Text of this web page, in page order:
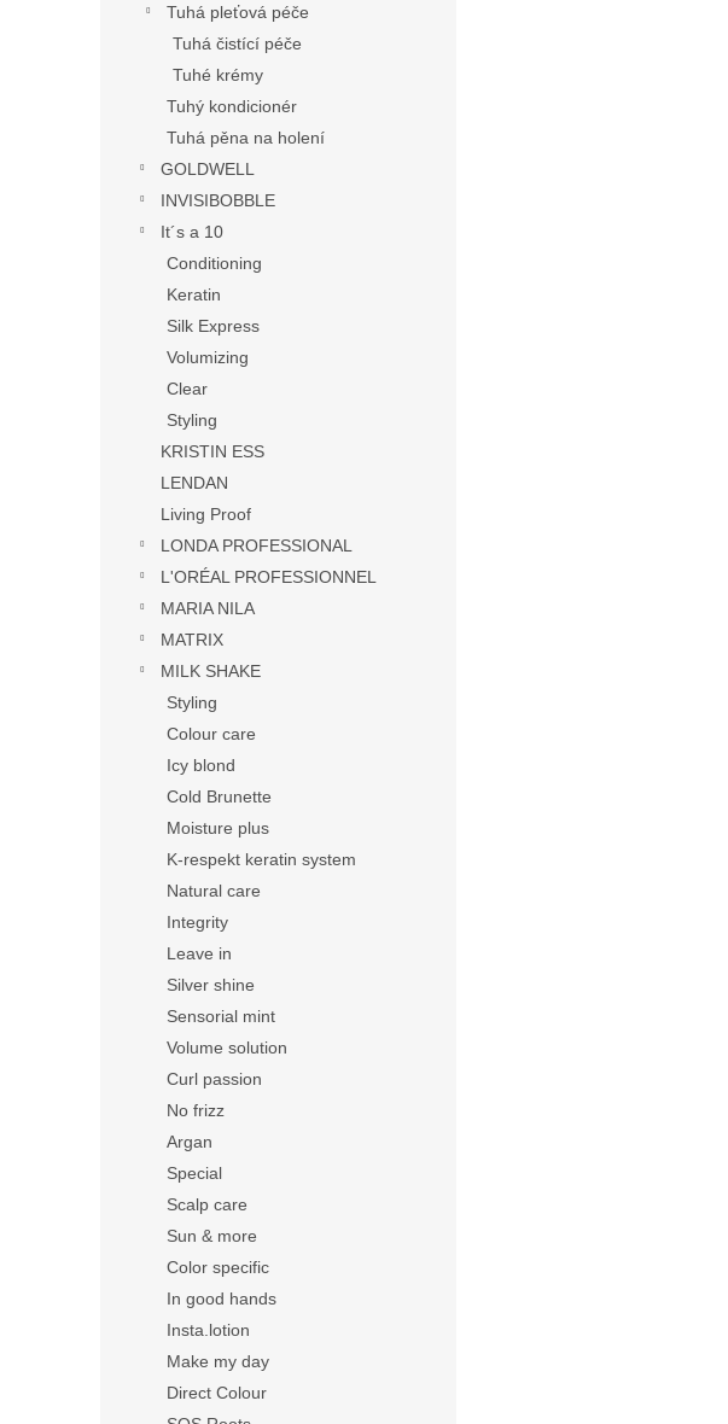
Tuhá pleťová péče
Tuhá čistící péče
Tuhé krémy
Tuhý kondicionér
Tuhá pěna na holení
GOLDWELL
INVISIBOBBLE
It´s a 10
Conditioning
Keratin
Silk Express
Volumizing
Clear
Styling
KRISTIN ESS
LENDAN
Living Proof
LONDA PROFESSIONAL
L'ORÉAL PROFESSIONNEL
MARIA NILA
MATRIX
MILK SHAKE
Styling
Colour care
Icy blond
Cold Brunette
Moisture plus
K-respekt keratin system
Natural care
Integrity
Leave in
Silver shine
Sensorial mint
Volume solution
Curl passion
No frizz
Argan
Special
Scalp care
Sun & more
Color specific
In good hands
Insta.lotion
Make my day
Direct Colour